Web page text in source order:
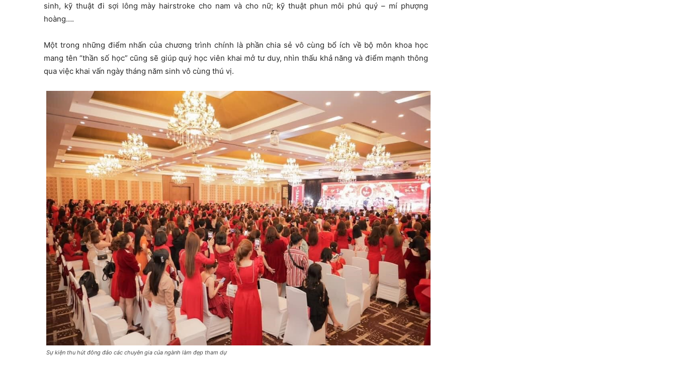
sinh, kỹ thuật đi sợi lông mày hairstroke cho nam và cho nữ; kỹ thuật phun môi phú quý – mí phượng
hoàng….
Một trong những điểm nhấn của chương trình chính là phần chia sẻ vô cùng bổ ích về bộ môn khoa học
mang tên “thần số học” cũng sẽ giúp quý học viên khai mở tư duy, nhìn thấu khả năng và điểm mạnh thông
qua việc khai vấn ngày tháng năm sinh vô cùng thú vị.
Sự kiện thu hút đông đảo các chuyên gia của ngành làm đẹp tham dự